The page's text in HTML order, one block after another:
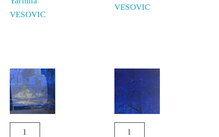
VESOVIC
VESOVIC